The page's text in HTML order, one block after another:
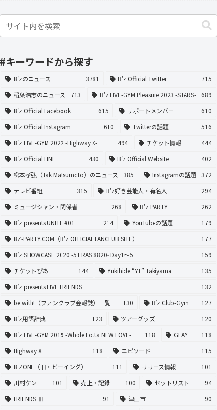
#キーワードから探す
B'zのニュース 3781 B'z Official Twitter
715
稲葉浩志のニュース
713 B'z LIVE-GYM Pleasure 2023 -STARS-
689
B'z Official Facebook
615 サポートメンバー
610
B'z Official Instagram
610 Twitterの話題
516
B'z LIVE-GYM 2022 -Highway X-
494 チケット情報
444
B'z Official LINE
430 B'z Official Website
402
松本孝弘（Tak Matsumoto）のニュース
385 Instagramの話題
372
テレビ番組
315 B'z好き芸能人・有名人
294
ミュージシャン・関係者
268 B'z PARTY
262
B’z presents UNITE #01
214 YouTubeの話題
179
BZ-PARTY.COM（B'z OFFICIAL FANCLUB SITE）
177
B’z SHOWCASE 2020 -5 ERAS 8820- Day1〜5
159
チケットぴあ
144 Yukihide “YT” Takiyama
135
B’z presents LIVE FRIENDS
132
be with!（ファンクラブ会報誌）一覧
130 B’z Club-Gym
127
B'z用語辞典
123 ツアーグッズ
120
B'z LIVE-GYM 2019 -Whole Lotta NEW LOVE-
118 GLAY
118
Highway X
118 エピソード
115
B ZONE（旧・ビーイング）
111 リリース情報
101
川村ケン
101 売上・記録 100 セットリスト
94
FRIENDS Ⅲ
91 津山市
90